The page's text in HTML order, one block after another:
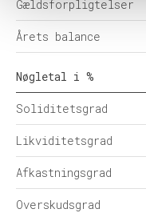
Gældsforpligtelser
Årets balance
Nøgletal i %
Soliditetsgrad
Likviditetsgrad
Afkastningsgrad
Overskudsgrad